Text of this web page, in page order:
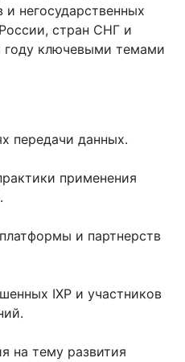
и негосударственных
стран СНГ и
году ключевыми темами
передачи данных.
применения
и партнерств
IXP и участников
на тему развития